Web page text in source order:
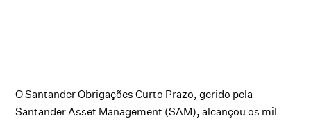
O Santander Obrigações Curto Prazo, gerido pela
Santander Asset Management (SAM), alcançou os mil